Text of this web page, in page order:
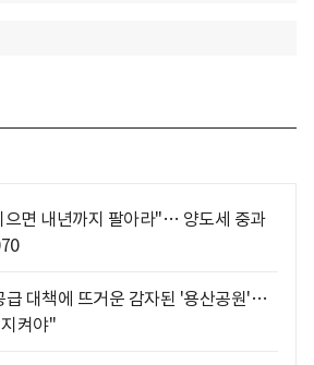
으면 내년까지 팔아라"… 양도세 중과
급 대책에 뜨거운 감자된 '용산공원'…
켜야"